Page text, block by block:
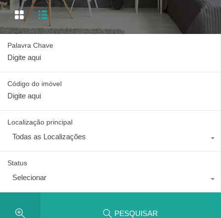
Palavra Chave
Código do imóvel
Localização principal
Todas as Localizações
Status
Selecionar
PESQUISAR